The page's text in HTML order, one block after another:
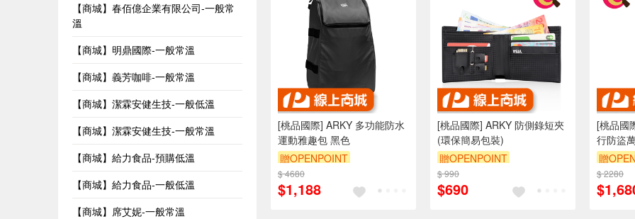
【商城】春佰億企業有限公司-一般常
溫
【商城】明鼎國際-一般常溫
【商城】義芳咖啡-一般常溫
【商城】潔霖安健生技-一般低溫
【商城】潔霖安健生技-一般常溫
【商城】給力食品-預購低溫
【商城】給力食品-一般低溫
【商城】席艾妮-一般常溫
[桃品國際] ARKY 多功能防水
運動雅趣包 黑色
贈OPENPOINT
$ 4680
$1,188
[桃品國際] ARKY 防側錄短夾
(環保簡易包裝)
贈OPENPOINT
$ 990
$690
[桃品國
行防盜
贈
$ 2280